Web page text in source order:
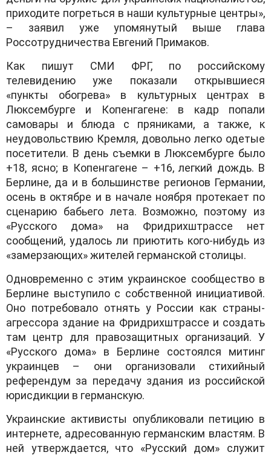
приходите погреться в наши культурные центры»,
– заявил уже упомянутый выше глава
Россотрудничества Евгений Примаков.
Как пишут СМИ ФРГ, по российскому
телевидению уже показали открывшиеся
«пункты обогрева» в культурных центрах в
Люксембурге и Копенгагене: в кадр попали
самовары и блюда с пряниками, а также, к
неудовольствию Кремля, довольно легко одетые
посетители. В день съемки в Люксембурге было
+18, ясно; в Копенгагене – +16, легкий дождь. В
Берлине, да и в большинстве регионов Германии,
осень в октябре и в начале ноября протекает по
сценарию бабьего лета. Возможно, поэтому из
«Русского дома» на Фридрихштрассе нет
сообщений, удалось ли приютить кого-нибудь из
«замерзающих» жителей германской столицы.
Одновременно с этим украинское сообщество в
Берлине выступило с собственной инициативой.
Оно потребовало отнять у России как страны-
агрессора здание на Фридрихштрассе и создать
там центр для правозащитных организаций. У
«Русского дома» в Берлине состоялся митинг
украинцев – они организовали стихийный
референдум за передачу здания из российской
юрисдикции в германскую.
Украинские активисты опубликовали петицию в
интернете, адресованную германским властям. В
ней утверждается, что «Русский дом» служит